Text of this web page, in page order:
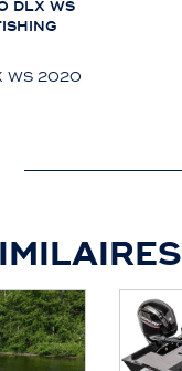
DLX WS
WS 2020